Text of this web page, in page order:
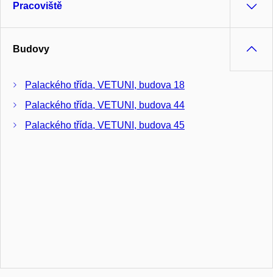
Pracoviště
Budovy
Palackého třída, VETUNI, budova 18
Palackého třída, VETUNI, budova 44
Palackého třída, VETUNI, budova 45